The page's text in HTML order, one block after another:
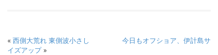
« 西側大荒れ 東側波小さし
今日もオフショア、伊計島サ
イズアップ»